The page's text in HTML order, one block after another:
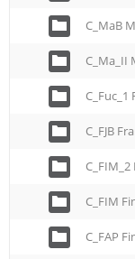
C_MaB
C_Ma_II
C_FJB
C_FIM
C_FAP